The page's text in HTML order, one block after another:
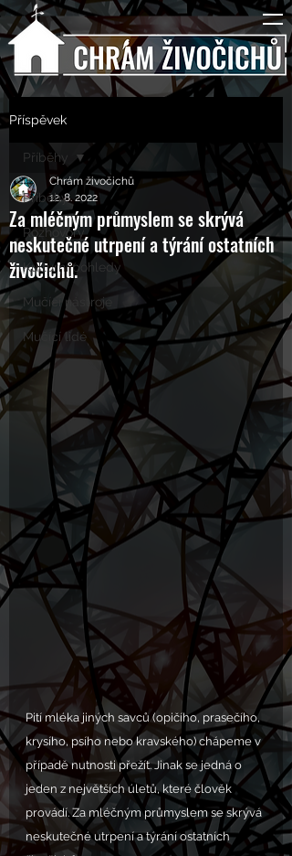
Příspěvek
Příběhy
Rozhovory
Kulturní pohledy
Mučící nástroje
Mučící lidé
Příběhy
Za mléčným průmyslem se skrývá
neskutečné utrpení a týrání ostatních
živočichů.
Chrám živočichů
12. 8. 2022
Pití mléka jiných savců (opičího, prasečího,
krysího, psího nebo kravského) chápeme v
případě nutnosti přežít. Jinak se jedná o
jeden z největších úletů, které člověk
provádí. Za mléčným průmyslem se skrývá
neskutečné utrpení a týrání ostatních